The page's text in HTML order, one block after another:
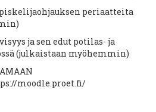
periaatteita
ja sen edut potilas- ja
(julkaistaan myöhemmin)
moodle.proet.fi/